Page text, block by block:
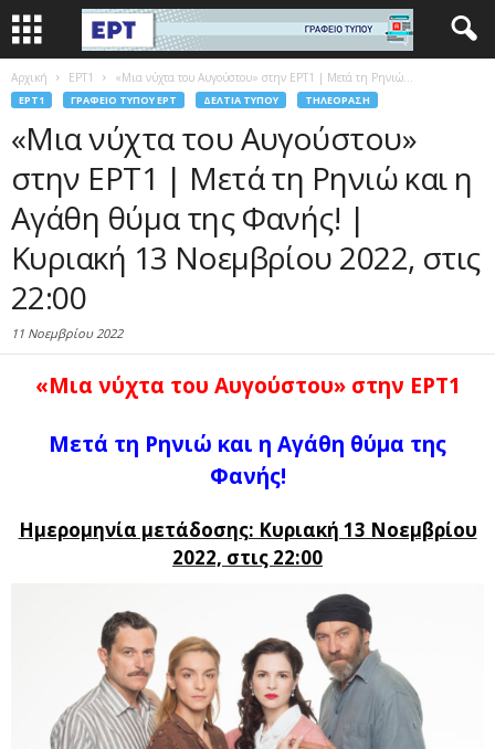
Αρχική EΡΤ1 «Μια νύχτα του Αυγούστου» στην ΕΡΤ1 | Μετά τη Ρηνιώ...
EΡΤ1 ΓΡΑΦΕΊΟ ΤΎΠΟΥ ΕΡΤ ΔΕΛΤΊΑ ΤΎΠΟΥ ΤΗΛΕΌΡΑΣΗ
«Μια νύχτα του Αυγούστου»
στην ΕΡΤ1 | Μετά τη Ρηνιώ και η
Αγάθη θύμα της Φανής! |
Κυριακή 13 Νοεμβρίου 2022, στις
22:00
11 Νοεμβρίου 2022
«Μια νύχτα του Αυγούστου» στην ΕΡΤ1
Μετά τη Ρηνιώ και η Αγάθη θύμα της
Φανής!
Ημερομηνία μετάδοσης: Κυριακή 13 Νοεμβρίου
2022, στις 22:00